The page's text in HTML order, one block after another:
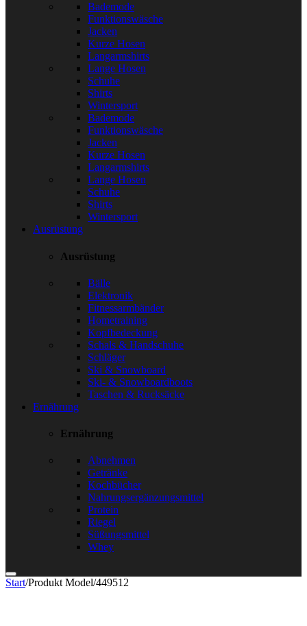
Bademode
Funktionswäsche
Jacken
Kurze Hosen
Langarmshirts
Lange Hosen
Schuhe
Shirts
Wintersport
Bademode
Funktionswäsche
Jacken
Kurze Hosen
Langarmshirts
Lange Hosen
Schuhe
Shirts
Wintersport
Ausrüstung
Ausrüstung
Bälle
Elektronik
Fitnessarmbänder
Hometraining
Kopfbedeckung
Schals & Handschuhe
Schläger
Ski & Snowboard
Ski- & Snowboardboots
Taschen & Rucksäcke
Ernährung
Ernährung
Abnehmen
Getränke
Kochbücher
Nahrungsergänzungsmittel
Protein
Riegel
Süßungsmittel
Whey
Start/Produkt Model/449512